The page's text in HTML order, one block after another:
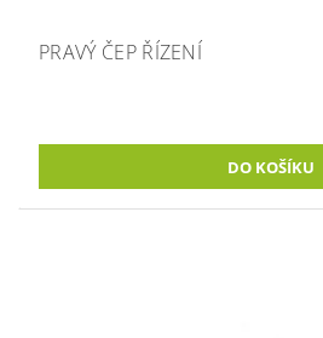
PRAVÝ ČEP ŘÍZENÍ